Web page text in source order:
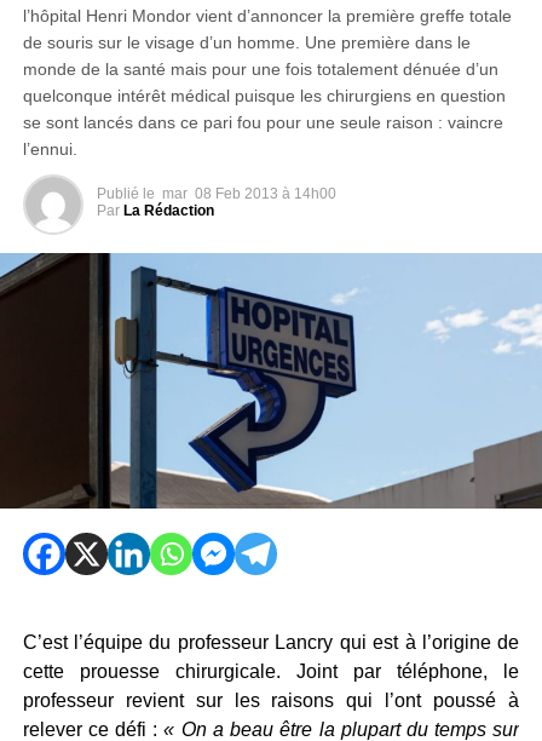
l’hôpital Henri Mondor vient d’annoncer la première greffe totale
de souris sur le visage d’un homme. Une première dans le
monde de la santé mais pour une fois totalement dénuée d’un
quelconque intérêt médical puisque les chirurgiens en question
se sont lancés dans ce pari fou pour une seule raison : vaincre
l’ennui.
Publié le mar 08 Feb 2013 à 14h00
Par La Rédaction
C’est l’équipe du professeur Lancry qui est à l’origine de
cette prouesse chirurgicale. Joint par téléphone, le
professeur revient sur les raisons qui l’ont poussé à
relever ce défi :« On a beau être la plupart du temps sur